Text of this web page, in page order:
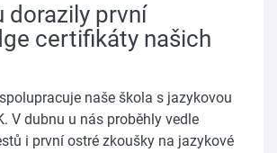
dorazily první
certifikáty našich
naše škola s jazykovou
V dubnu u nás proběhly vedle
i první ostré zkoušky na jazykové